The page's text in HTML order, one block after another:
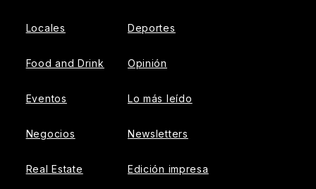
Locales
Food and Drink
Eventos
Negocios
Real Estate
Deportes
Opinión
Lo más leído
Newsletters
Edición impresa